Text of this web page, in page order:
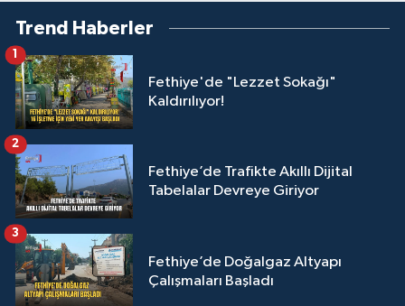
Trend Haberler
Fethiye'de "Lezzet Sokağı"
Kaldırılıyor!
Fethiye’de Trafikte Akıllı Dijital
Tabelalar Devreye Giriyor
2
Fethiye’de Doğalgaz Altyapı
Çalışmaları Başladı
3